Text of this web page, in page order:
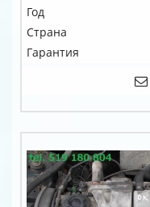
Год
Страна
Гарантия